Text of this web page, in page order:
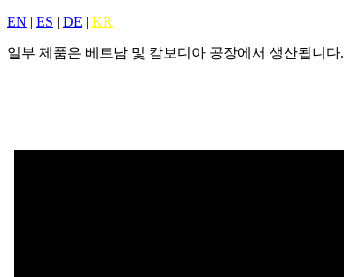
EN | ES | DE | KR
일부 제품은 베트남 및 캄보디아 공장에서 생산됩니다.